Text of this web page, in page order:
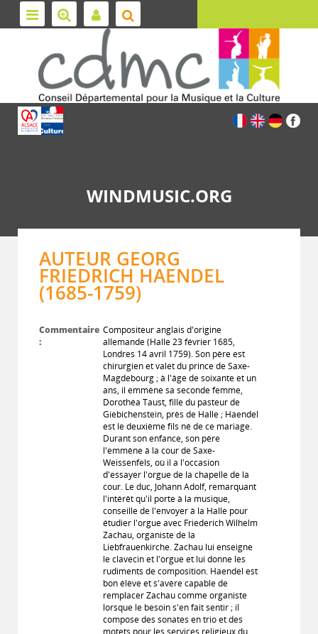
WINDMUSIC.ORG
AUTEUR GEORG
FRIEDRICH HAENDEL
(1685-1759)
Commentaire
:
Compositeur anglais d'origine
allemande (Halle 23 février 1685,
Londres 14 avril 1759). Son père est
chirurgien et valet du prince de Saxe-
Magdebourg ; à l'âge de soixante et un
ans, il emmène sa seconde femme,
Dorothéa Taust, fille du pasteur de
Giebichenstein, près de Halle ; Haendel
est le deuxième fils né de ce mariage.
Durant son enfance, son père
l'emmène à la cour de Saxe-
Weissenfels, où il a l'occasion
d'essayer l'orgue de la chapelle de la
cour. Le duc, Johann Adolf, remarquant
l'intérêt qu'il porte à la musique,
conseille de l'envoyer à la Halle pour
étudier l'orgue avec Friederich Wilhelm
Zachau, organiste de la
Liebfrauenkirche. Zachau lui enseigne
le clavecin et l'orgue et lui donne les
rudiments de composition. Haendel est
bon élève et s'avère capable de
remplacer Zachau comme organiste
lorsque le besoin s'en fait sentir ; il
compose des sonates en trio et des
motets pour les services religieux du